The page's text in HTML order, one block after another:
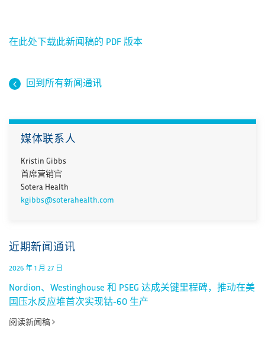
在此处下载此新闻稿的 PDF 版本
回到所有新闻通讯
媒体联系人
Kristin Gibbs
首席营销官
Sotera Health
kgibbs@soterahealth.com
近期新闻通讯
2026 年 1 月 27 日
Nordion、Westinghouse 和 PSEG 达成关键里程碑，推动在美
国压水反应堆首次实现钴-60 生产
阅读新闻稿